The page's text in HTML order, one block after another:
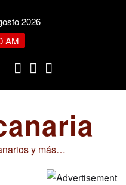
2026
AM
y más…